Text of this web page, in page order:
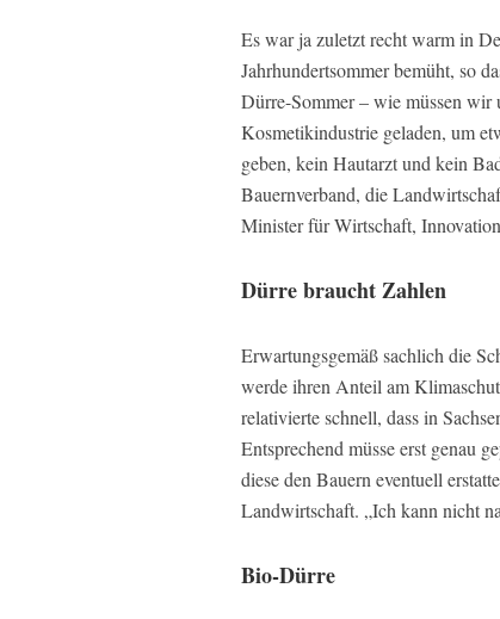
Es war ja zuletzt recht warm in
Jahrhundertsommer bemüht, so
Dürre-Sommer – wie müssen wir
Kosmetikindustrie geladen, um
geben, kein Hautarzt und kein
Bauernverband, die
Minister für Wirtschaft,
Dürre braucht Zahlen
Erwartungsgemäß sachlich die
werde ihren Anteil am
relativierte schnell, dass in
Entsprechend müsse erst genau
diese den Bauern eventuell
Landwirtschaft. „Ich kann nicht
Bio-Dürre